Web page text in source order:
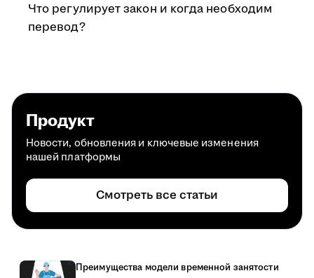
Что регулирует закон и когда необходим
перевод?
Продукт
Новости, обновления и ключевые изменения
нашей платформы
Смотреть все статьи
Преимущества модели временной занятости